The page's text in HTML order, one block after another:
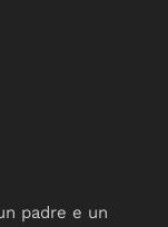
padre e un